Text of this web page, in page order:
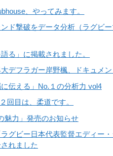
、やってみます。
ド撃破をデータ分析（ラグビ
る」に掲載されました。
大デフラガー岸野楓、ドキュメ
に伝える」No.１の分析力 vol4
回目は、柔道です。
魅力」発売のお知らせ
グビー日本代表監督エディー
れました